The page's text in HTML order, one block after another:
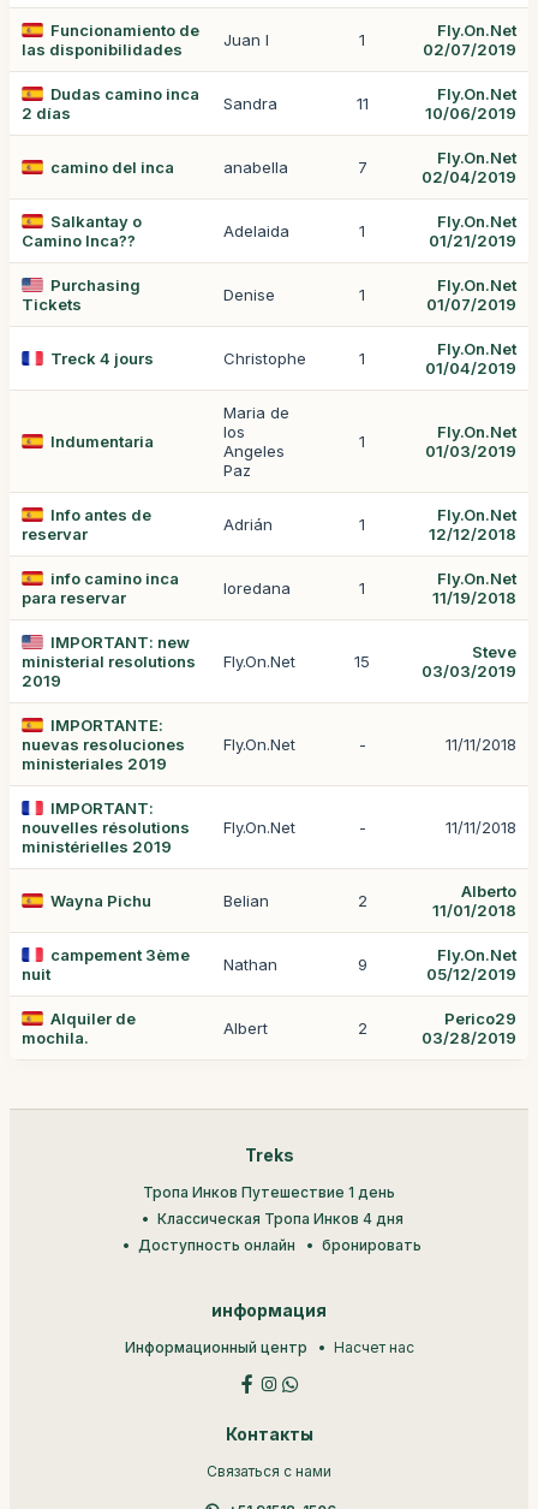
Funcionamiento de
las disponibilidades
Juan I 1
Fly.On.Net
02/07/2019
Dudas camino inca
2 días
Sandra 11
Fly.On.Net
10/06/2019
camino del inca anabella 7
Fly.On.Net
02/04/2019
Salkantay o
Camino Inca??
Adelaida 1
Fly.On.Net
01/21/2019
Purchasing
Tickets
Denise 1
Fly.On.Net
01/07/2019
Treck 4 jours Christophe 1
Fly.On.Net
01/04/2019
Indumentaria
Maria de
los
Angeles
Paz
1
Fly.On.Net
01/03/2019
Info antes de
reservar
Adrián 1
Fly.On.Net
12/12/2018
info camino inca
para reservar
loredana 1
Fly.On.Net
11/19/2018
IMPORTANT: new
ministerial resolutions
2019
Fly.On.Net 15
Steve
03/03/2019
IMPORTANTE:
nuevas resoluciones
ministeriales 2019
Fly.On.Net - 11/11/2018
IMPORTANT:
nouvelles résolutions
ministérielles 2019
Fly.On.Net - 11/11/2018
Wayna Pichu Belian 2
Alberto
11/01/2018
campement 3ème
nuit
Nathan 9
Fly.On.Net
05/12/2019
Alquiler de
mochila.
Albert 2
Perico29
03/28/2019
Treks
Тропа Инков Путешествие 1 день
Классическая Тропа Инков 4 дня
Доступность онлайн
бронировать
информация
Информационный центр Насчет нас
Контакты
Связаться с нами